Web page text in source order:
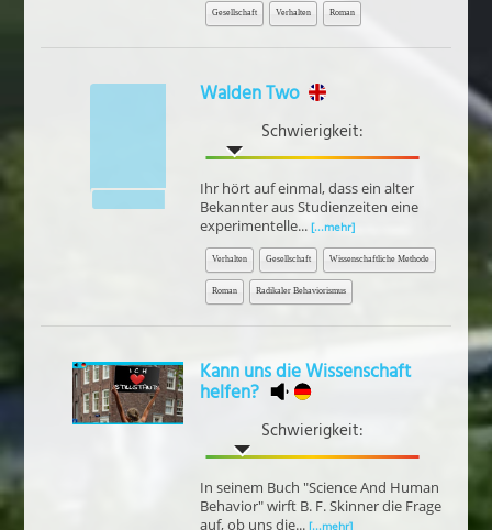
Gesellschaft Verhalten Roman
Walden Two
Schwierigkeit:
Ihr hört auf einmal, dass ein alter
Bekannter aus Studienzeiten eine
experimentelle... [...mehr]
Verhalten Gesellschaft Wissenschaftliche Methode
Roman Radikaler Behaviorismus
Kann uns die Wissenschaft
helfen?
Schwierigkeit:
In seinem Buch "Science And Human
Behavior" wirft B. F. Skinner die Frage
auf, ob uns die... [...mehr]